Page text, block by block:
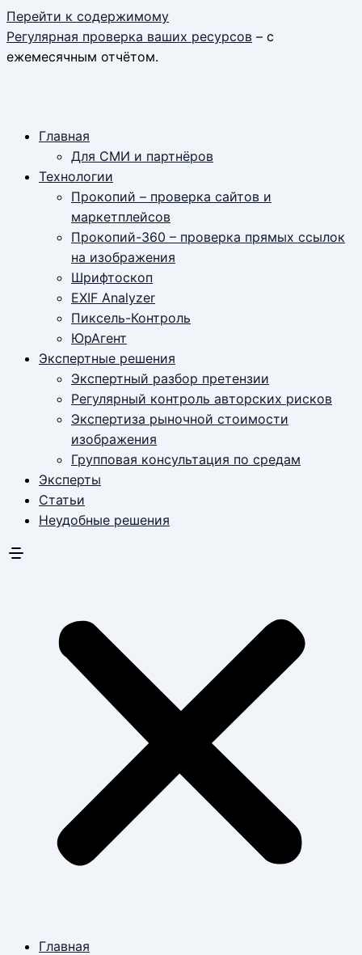
Перейти к содержимому
Регулярная проверка ваших ресурсов – с
ежемесячным отчётом.
Главная
Для СМИ и партнёров
Технологии
Прокопий – проверка сайтов и
маркетплейсов
Прокопий-360 – проверка прямых ссылок
на изображения
Шрифтоскоп
EXIF Analyzer
Пиксель-Контроль
ЮрАгент
Экспертные решения
Экспертный разбор претензии
Регулярный контроль авторских рисков
Экспертиза рыночной стоимости
изображения
Групповая консультация по средам
Эксперты
Статьи
Неудобные решения
Главная